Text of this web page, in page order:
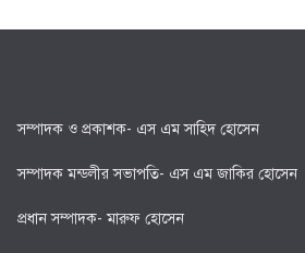
সম্পাদক ও প্রকাশক- এস এম সাহিদ হোসেন
সম্পাদক মন্ডলীর সভাপতি- এস এম জাকির হোসেন
প্রধান সম্পাদক- মারুফ হোসেন